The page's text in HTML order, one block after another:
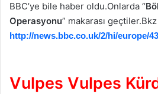
BBC’ye bile haber oldu.Onlarda “
Operasyonu” makarası geçtiler.Bkz
http://news.bbc.co.uk/2/hi/europe/
Vulpes Vulpes